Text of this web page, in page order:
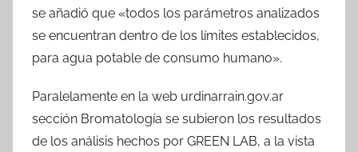
se añadió que «todos los parámetros analizados
se encuentran dentro de los límites establecidos,
para agua potable de consumo humano».
Paralelamente en la web urdinarrain.gov.ar
sección Bromatología se subieron los resultados
de los análisis hechos por GREEN LAB, a la vista